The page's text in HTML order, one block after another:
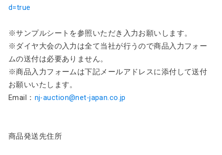
d=true
※サンプルシートを参照いただき入力お願いします。
※ダイヤ大会の入力は全て当社が行うので商品入力フォー
ムの送付は必要ありません。
※商品入力フォームは下記メールアドレスに添付して送付
お願いいたします。
Email： nj-auction@net-japan.co.jp
商品発送先住所